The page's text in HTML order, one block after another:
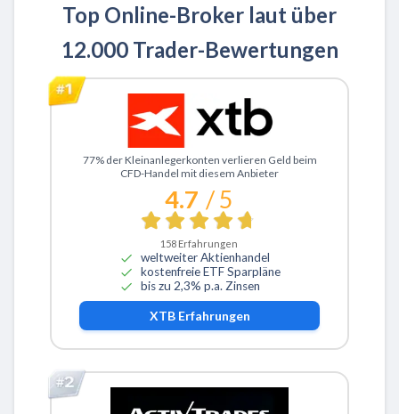
Top Online-Broker laut über
12.000 Trader-Bewertungen
Zu XTB
77% der Kleinanlegerkonten verlieren Geld beim
CFD-Handel mit diesem Anbieter
4.7 / 5
158 Erfahrungen
weltweiter Aktienhandel
kostenfreie ETF Sparpläne
bis zu 2,3% p.a. Zinsen
XTBErfahrungen